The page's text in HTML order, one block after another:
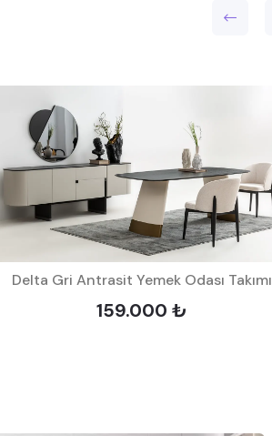
Delta Gri Antrasit Yemek Odası Takımı
159.000 ₺